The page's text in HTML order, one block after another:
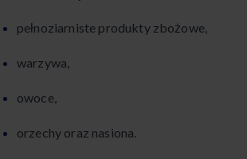
pełnoziarniste produkty zbożowe,
warzywa,
owoce,
orzechy oraz nasiona.